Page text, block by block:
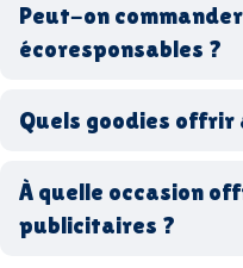
France Made in Europe
Peut-on
écoresponsables ?
goodies
recyclés, fabriqués en
biodégradables ou
Quels goodies offrir
entreprise
goodies
À quelle occasion
publicitaires ?